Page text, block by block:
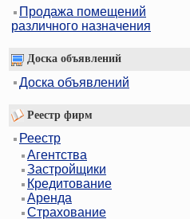
Продажа помещений
различного назначения
Доска объявлений
Доска объявлений
Реестр фирм
Реестр
Агентства
Застройщики
Кредитование
Аренда
Страхование